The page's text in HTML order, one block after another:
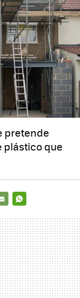
pretende
plástico que